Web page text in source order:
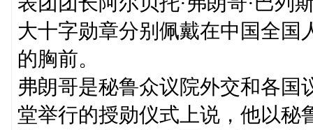
大十字勋章分别佩戴在中国全国
的胸前。
弗朗哥是秘鲁众议院外交和各国
堂举行的授勋仪式上说，他以秘